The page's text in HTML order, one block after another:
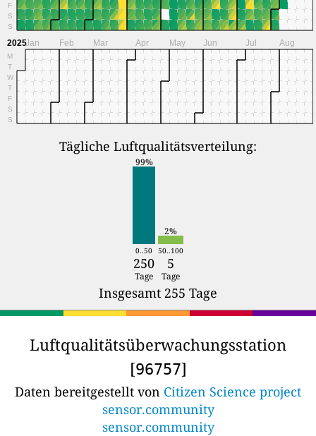
F
S
S
2025
M
T
W
T
F
S
S
Jan Feb Mar Apr May Jun Jul Aug
Tägliche Luftqualitätsverteilung:
99%
2%
0..50 50..100
250 5
Tage Tage
Insgesamt 255 Tage
Luftqualitätsüberwachungsstation
[96757]
Daten bereitgestellt von Citizen Science project
sensor.community
sensor.community